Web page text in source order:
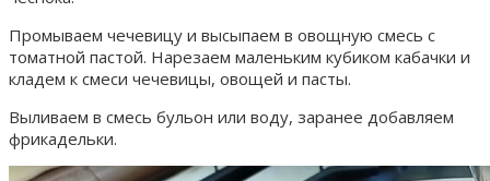
Промываем чечевицу и высыпаем в овощную смесь с
томатной пастой. Нарезаем маленьким кубиком кабачки и
кладем к смеси чечевицы, овощей и пасты.
Выливаем в смесь бульон или воду, заранее добавляем
фрикадельки.